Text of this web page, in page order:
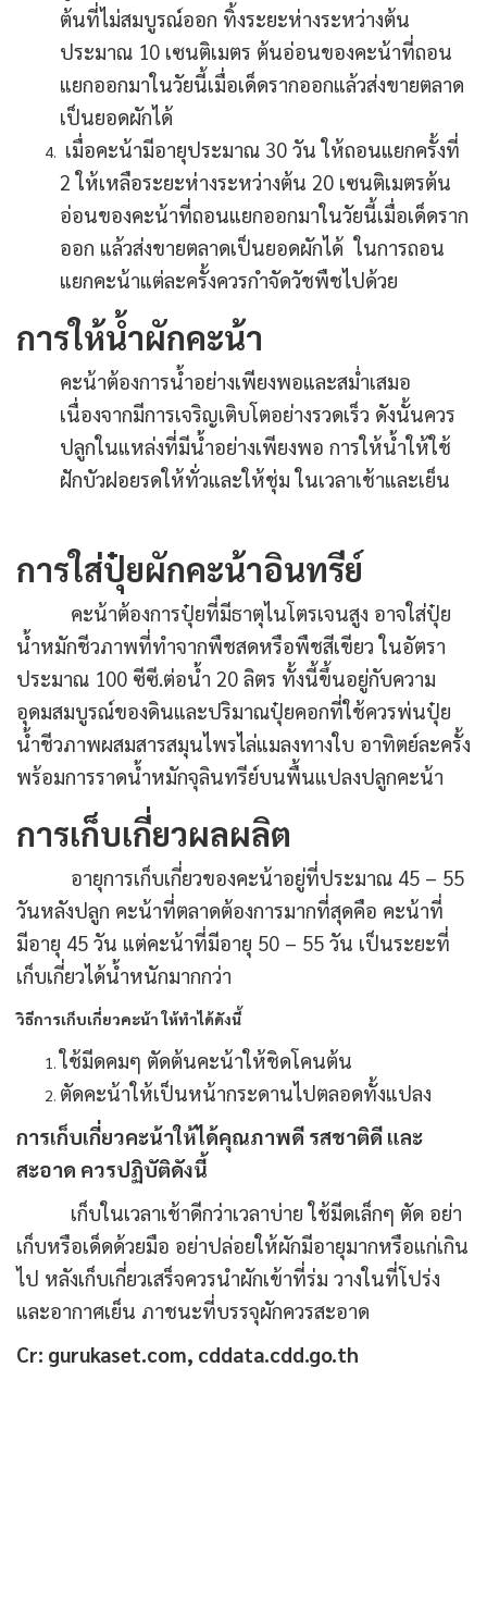
ต้นที่ไม่สมบูรณ์ออก ทิ้งระยะห่างระหว่างต้น
ประมาณ 10 เซนติเมตร ต้นอ่อนของคะน้าที่ถอน
แยกออกมาในวัยนี้เมื่อเด็ดรากออกแล้วส่งขายตลาด
เป็นยอดผักได้
เมื่อคะน้ามีอายุประมาณ 30 วัน ให้ถอนแยกครั้งที่
2 ให้เหลือระยะห่างระหว่างต้น 20 เซนติเมตรต้น
อ่อนของคะน้าที่ถอนแยกออกมาในวัยนี้เมื่อเด็ดราก
ออก แล้วส่งขายตลาดเป็นยอดผักได้ ในการถอน
แยกคะน้าแต่ละครั้งควรกำจัดวัชพืชไปด้วย
การให้น้ำผักคะน้า
คะน้าต้องการน้ำอย่างเพียงพอและสม่ำเสมอ
เนื่องจากมีการเจริญเติบโตอย่างรวดเร็ว ดังนั้นควร
ปลูกในแหล่งที่มีน้ำอย่างเพียงพอ การให้น้ำให้ใช้
ฝักบัวฝอยรดให้ทั่วและให้ชุ่ม ในเวลาเช้าและเย็น
การใส่ปุ๋ยผักคะน้าอินทรีย์
คะน้าต้องการปุ๋ยที่มีธาตุไนโตรเจนสูง อาจใส่ปุ๋ย
น้ำหมักชีวภาพที่ทำจากพืชสดหรือพืชสีเขียว ในอัตรา
ประมาณ 100 ซีซี.ต่อน้ำ 20 ลิตร ทั้งนี้ขึ้นอยู่กับความ
อุดมสมบูรณ์ของดินและปริมาณปุ๋ยคอกที่ใช้ควรพ่นปุ๋ย
น้ำชีวภาพผสมสารสมุนไพรไล่แมลงทางใบ อาทิตย์ละครั้ง
พร้อมการราดน้ำหมักจุลินทรีย์บนพื้นแปลงปลูกคะน้า
การเก็บเกี่ยวผลผลิต
อายุการเก็บเกี่ยวของคะน้าอยู่ที่ประมาณ 45 – 55
วันหลังปลูก คะน้าที่ตลาดต้องการมากที่สุดคือ คะน้าที่
มีอายุ 45 วัน แต่คะน้าที่มีอายุ 50 – 55 วัน เป็นระยะที่
เก็บเกี่ยวได้น้ำหนักมากกว่า
วิธีการเก็บเกี่ยวคะน้า ให้ทำได้ดังนี้
ใช้มีดคมๆ ตัดต้นคะน้าให้ชิดโคนต้น
ตัดคะน้าให้เป็นหน้ากระดานไปตลอดทั้งแปลง
การเก็บเกี่ยวคะน้าให้ได้คุณภาพดี รสชาติดี และ
สะอาด ควรปฏิบัติดังนี้
เก็บในเวลาเช้าดีกว่าเวลาบ่าย ใช้มีดเล็กๆ ตัด อย่า
เก็บหรือเด็ดด้วยมือ อย่าปล่อยให้ผักมีอายุมากหรือแก่เกิน
ไป หลังเก็บเกี่ยวเสร็จควรนำผักเข้าที่ร่ม วางในที่โปร่ง
และอากาศเย็น ภาชนะที่บรรจุผักควรสะอาด
Cr: gurukaset.com, cddata.cdd.go.th